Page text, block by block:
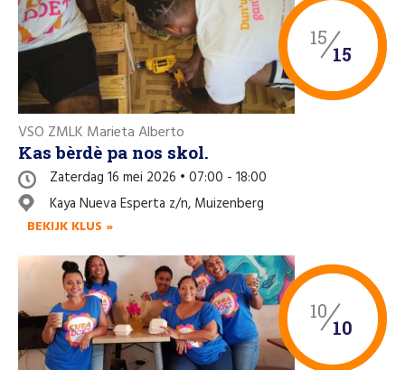
15
15
VSO ZMLK Marieta Alberto
Kas bèrdè pa nos skol.
Zaterdag 16 mei 2026 • 07:00 - 18:00
Kaya Nueva Esperta z/n, Muizenberg
BEKIJK KLUS »
10
10